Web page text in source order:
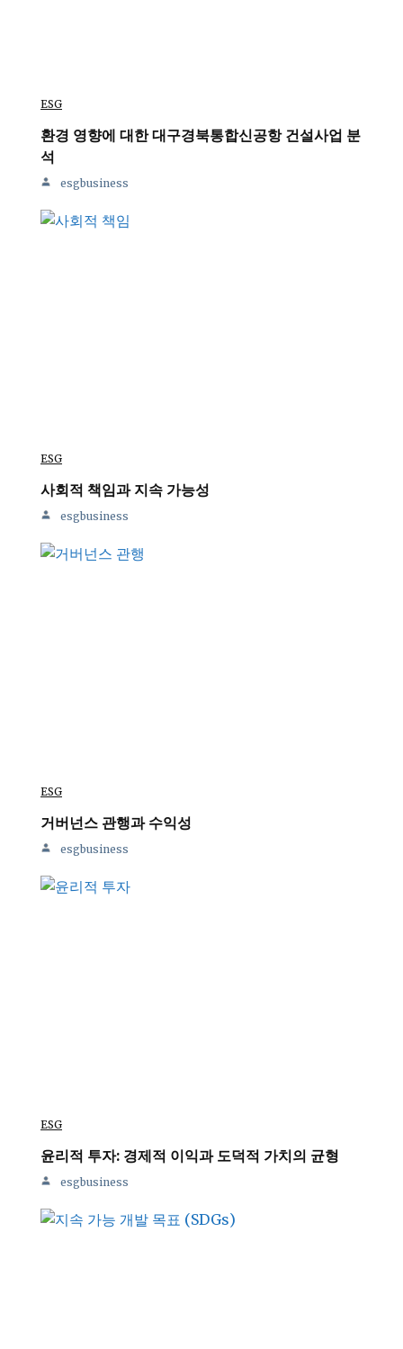
ESG
환경 영향에 대한 대구경북통합신공항 건설사업 분
석
esgbusiness
ESG
사회적 책임과 지속 가능성
esgbusiness
ESG
거버넌스 관행과 수익성
esgbusiness
ESG
윤리적 투자: 경제적 이익과 도덕적 가치의 균형
esgbusiness